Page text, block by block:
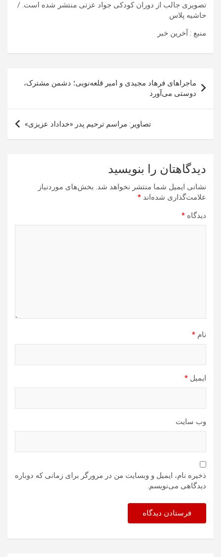
تصویری جالب از دوران کودکی جواد عزتی منتشر شده است. /
حاشیه پلاس
منبع : آخرین خبر
نوشته
ماجراهای فرهاد مجیدی و امیر قلعه‌نویی؛ دشمن مشترک،
دوستی می‌آورد
تصاویر: مراسم ترحیم پدر «خداداد عزیزی»
دیدگاهتان را بنویسید
نشانی ایمیل شما منتشر نخواهد شد. بخش‌های موردنیاز
علامت‌گذاری شده‌اند *
دیدگاه *
نام *
ایمیل *
وب‌ سایت
ذخیره نام، ایمیل و وبسایت من در مرورگر برای زمانی که دوباره
دیدگاهی می‌نویسم.